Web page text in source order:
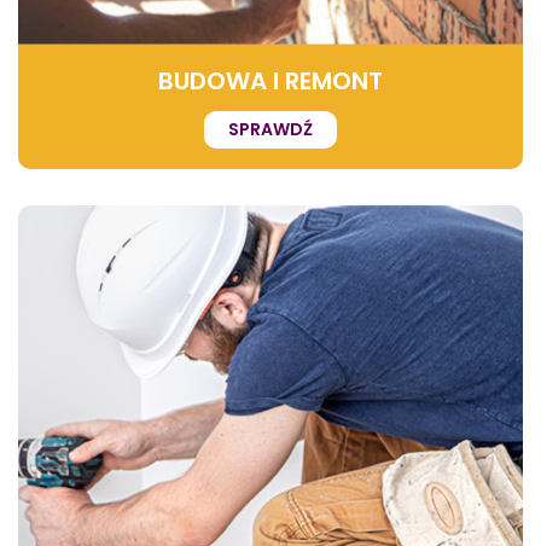
BUDOWA I REMONT
SPRAWDŹ